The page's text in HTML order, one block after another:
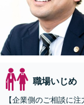
職場いじめ
【企業側のご相談に